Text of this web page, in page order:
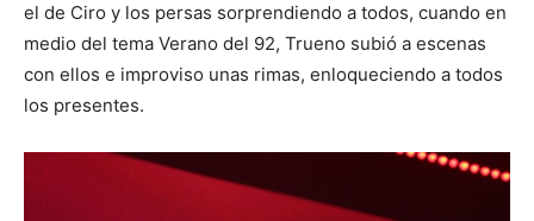
el de Ciro y los persas sorprendiendo a todos, cuando en
medio del tema Verano del 92, Trueno subió a escenas
con ellos e improviso unas rimas, enloqueciendo a todos
los presentes.